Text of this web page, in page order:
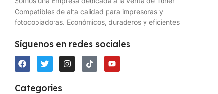
Compatibles de alta calidad para impresoras y
fotocopiadoras. Económicos, duraderos y eficientes
Síguenos en redes sociales
Categories